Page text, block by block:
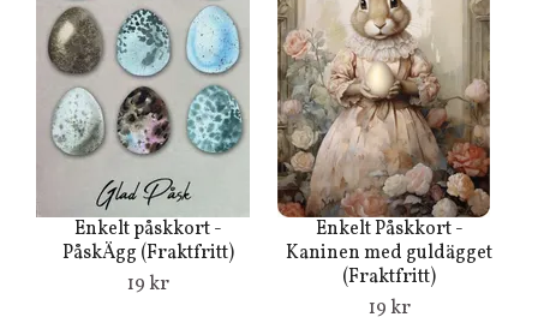
Enkelt påskkort -
PåskÄgg (Fraktfritt)
19 kr
Enkelt Påskkort -
Kaninen med guldägget
(Fraktfritt)
19 kr